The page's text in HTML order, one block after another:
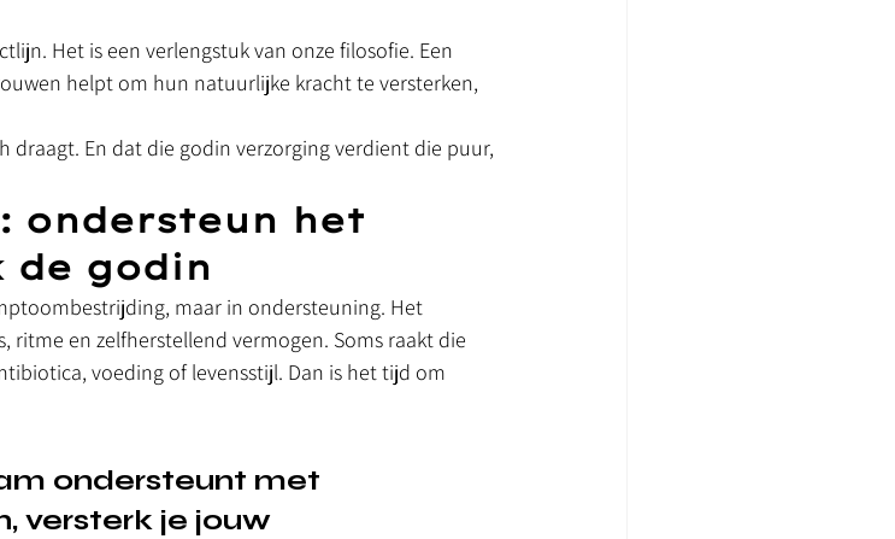
Het is een verlengstuk van onze filosofie. Een
helpt om hun natuurlijke kracht te versterken,
draagt. En dat die godin verzorging verdient die puur,
ondersteun het
de godin
maar in ondersteuning. Het
ritme en zelfherstellend vermogen. Soms raakt die
voeding of levensstijl. Dan is het tijd om
ondersteunt met
versterk je jouw